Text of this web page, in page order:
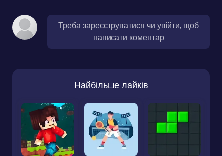
Треба зареєструватися чи увійти, щоб
написати коментар
Найбільше лайків